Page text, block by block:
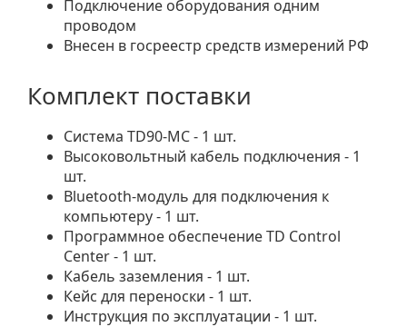
Подключение оборудования одним
проводом
Внесен в госреестр средств измерений РФ
Комплект поставки
Система TD90-MC - 1 шт.
Высоковольтный кабель подключения - 1
шт.
Bluetooth-модуль для подключения к
компьютеру - 1 шт.
Программное обеспечение TD Control
Center - 1 шт.
Кабель заземления - 1 шт.
Кейс для переноски - 1 шт.
Инструкция по эксплуатации - 1 шт.